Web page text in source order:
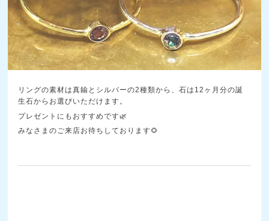
リングの素材は真鍮とシルバーの2種類から、石は12ヶ月分の誕
生石からお選びいただけます。
プレゼントにもおすすめです🌿
みなさまのご来店お待ちしております🌻